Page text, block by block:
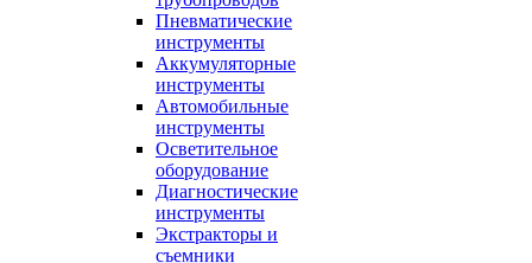
Пневматические
инструменты
Аккумуляторные
инструменты
Автомобильные
инструменты
Осветительное
оборудование
Диагностические
инструменты
Экстракторы и
съемники